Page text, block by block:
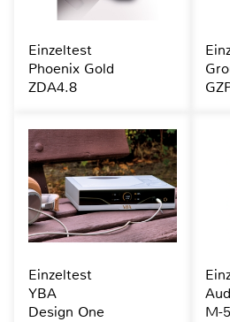
Einzeltest
Phoenix Gold
ZDA4.8
Einzeltest
YBA
Design One
M-